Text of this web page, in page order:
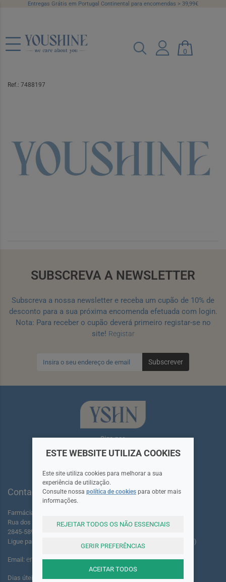
Entregas Grátis em Portugal Continental para encomendas > 39,99€
0
Barral Cr Gor OlAm200+Of Nuk Ch
Ref.: 7488197
SUBSCREVA A NEWSLETTER
Subscreva a nossa newsletter e receba um cupão de 10% de
desconto para a sua próxima encomenda efetuada com login.
Nota: Para receber o cupão deverá primeiro registar-se no
site! Registar
Subscrever
Siga-nos
Contactos
Farmácia dos Foros de Amora Lda.
Rua dos Foros Amora 220 A-B
2845-589 Seixal - Portugal
Ligue para: +351 961 055 503 (Chamada para rede móvel nacional)
Email: encomendas@youshine.pt
Dias úteis das: 14:00 às 17:00
ESTE WEBSITE UTILIZA COOKIES
Este site utiliza cookies para melhorar a sua
experiência de utilização.
Consulte nossa política de cookies para obter mais
informações.
REJEITAR TODOS OS NÃO ESSENCIAIS
GERIR PREFERÊNCIAS
ACEITAR TODOS